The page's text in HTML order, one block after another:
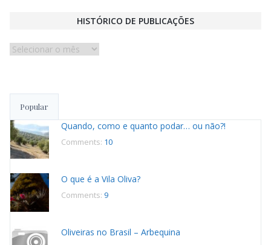
HISTÓRICO DE PUBLICAÇÕES
Histórico
Popular
Quando, como e quanto podar… ou não?!
Comments: 10
O que é a Vila Oliva?
Comments: 9
Oliveiras no Brasil – Arbequina